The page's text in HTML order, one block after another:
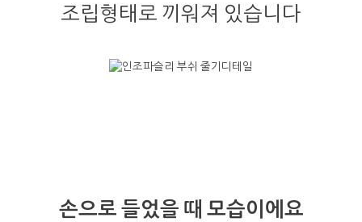
조립형태로 끼워져 있습니다
손으로 들었을 때 모습이에요